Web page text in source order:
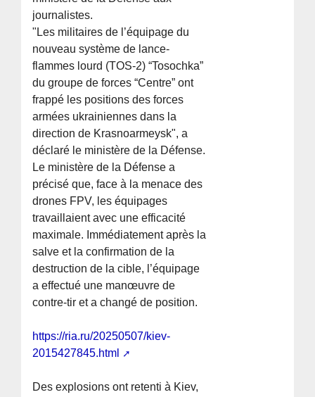
journalistes.
"Les militaires de l’équipage du
nouveau système de lance-
flammes lourd (TOS-2) “Tosochka”
du groupe de forces “Centre” ont
frappé les positions des forces
armées ukrainiennes dans la
direction de Krasnoarmeysk", a
déclaré le ministère de la Défense.
Le ministère de la Défense a
précisé que, face à la menace des
drones FPV, les équipages
travaillaient avec une efficacité
maximale. Immédiatement après la
salve et la confirmation de la
destruction de la cible, l’équipage
a effectué une manœuvre de
contre-tir et a changé de position.
https://ria.ru/20250507/kiev-
2015427845.html
Des explosions ont retenti à Kiev,